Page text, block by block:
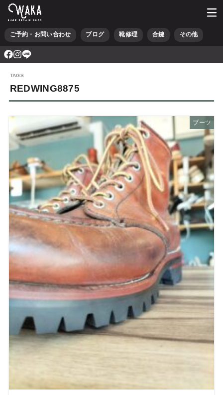
ご予約・お問い合わせ ブログ 靴修理 合鍵 その他
REDWING8875
ブーツ